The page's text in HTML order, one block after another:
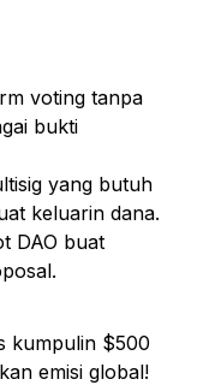
bukti
keluarin dana.
kumpulin $500
emisi global!